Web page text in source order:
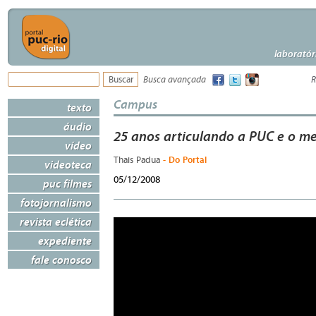
Busca avançada
texto
áudio
vídeo
videoteca
puc filmes
fotojornalismo
revista eclética
expediente
fale conosco
Campus
25 anos articulando a PUC e o
Thais Padua - Do Portal
05/12/2008